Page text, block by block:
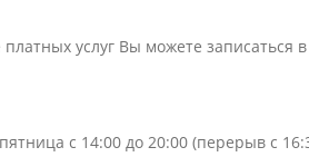
услуг Вы можете записаться
с 14:00 до 20:00 (перерыв с